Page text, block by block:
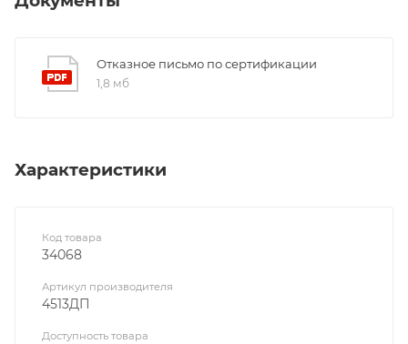
Отказное письмо по сертификации
1,8 мб
Характеристики
Код товара
34068
Артикул производителя
4513ДП
Доступность товара